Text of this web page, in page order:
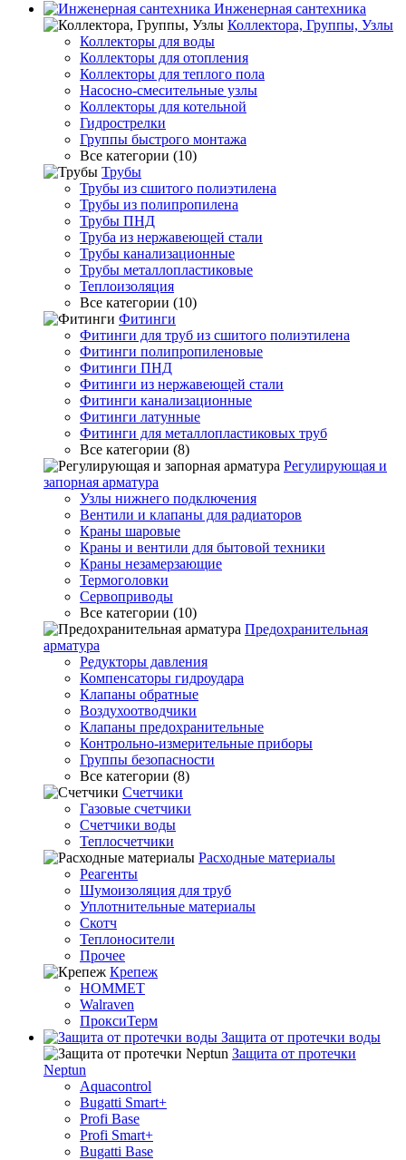
Инженерная сантехника
Коллектора, Группы, Узлы
Коллекторы для воды
Коллекторы для отопления
Коллекторы для теплого пола
Насосно-смесительные узлы
Коллекторы для котельной
Гидрострелки
Группы быстрого монтажа
Все категории (10)
Трубы
Трубы из сшитого полиэтилена
Трубы из полипропилена
Трубы ПНД
Труба из нержавеющей стали
Трубы канализационные
Трубы металлопластиковые
Теплоизоляция
Все категории (10)
Фитинги
Фитинги для труб из сшитого полиэтилена
Фитинги полипропиленовые
Фитинги ПНД
Фитинги из нержавеющей стали
Фитинги канализационные
Фитинги латунные
Фитинги для металлопластиковых труб
Все категории (8)
Регулирующая и
запорная арматура
Узлы нижнего подключения
Вентили и клапаны для радиаторов
Краны шаровые
Краны и вентили для бытовой техники
Краны незамерзающие
Термоголовки
Сервоприводы
Все категории (10)
Предохранительная
арматура
Редукторы давления
Компенсаторы гидроудара
Клапаны обратные
Воздухоотводчики
Клапаны предохранительные
Контрольно-измерительные приборы
Группы безопасности
Все категории (8)
Счетчики
Газовые счетчики
Счетчики воды
Теплосчетчики
Расходные материалы
Реагенты
Шумоизоляция для труб
Уплотнительные материалы
Скотч
Теплоносители
Прочее
Крепеж
HOMMET
Walraven
ПроксиТерм
Защита от протечки воды
Защита от протечки
Neptun
Aquacontrol
Bugatti Smart+
Profi Base
Profi Smart+
Bugatti Base